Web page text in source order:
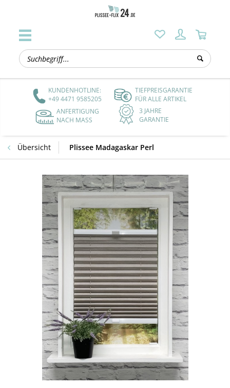
KUNDENHOTLINE:
+49 4471 9585205
TIEFPREISGARANTIE
FÜR ALLE ARTIKEL
ANFERTIGUNG
NACH MASS
3 JAHRE
GARANTIE
Übersicht Plissee Madagaskar Perl